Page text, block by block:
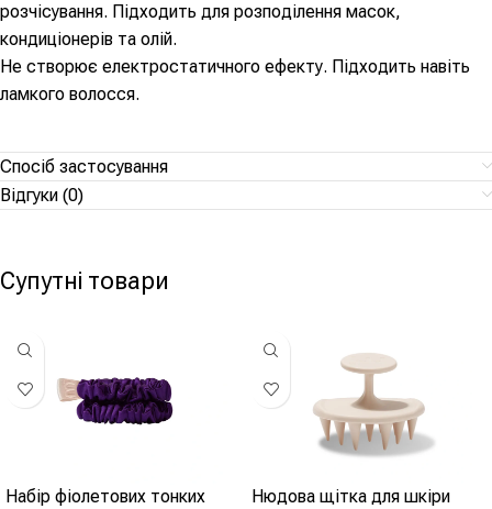
розчісування. Підходить для розподілення масок,
кондиціонерів та олій.
Не створює електростатичного ефекту. Підходить навіть
ламкого волосся.
Спосіб застосування
Відгуки (0)
Супутні товари
Набір фіолетових тонких
Нюдова щітка для шкіри